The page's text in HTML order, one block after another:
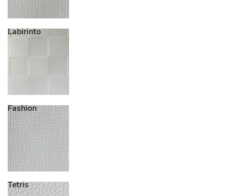
Labirinto
Fashion
Tetris